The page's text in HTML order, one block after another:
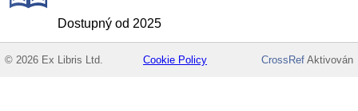
Dostupný od 2025
© 2026 Ex Libris Ltd. Cookie Policy CrossRefAktivován